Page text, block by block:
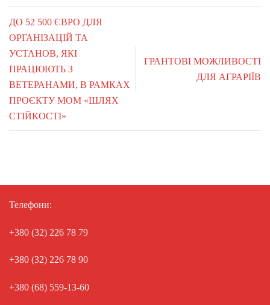
ДО 52 500 ЄВРО ДЛЯ
ОРГАНІЗАЦІЙ ТА
УСТАНОВ, ЯКІ
ПРАЦЮЮТЬ З
ВЕТЕРАНАМИ, В РАМКАХ
ПРОЄКТУ МОМ «ШЛЯХ
СТІЙКОСТІ»
ГРАНТОВІ МОЖЛИВОСТІ
ДЛЯ АГРАРІЇВ
Телефони:
+380 (32) 226 78 79
+380 (32) 226 78 90
+380 (68) 559-13-60